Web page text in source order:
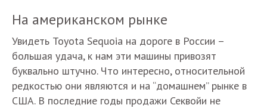
На американском рынке
Увидеть Toyota Sequoia на дороге в России –
большая удача, к нам эти машины привозят
буквально штучно. Что интересно, относительной
редкостью они являются и на “домашнем” рынке в
США. В последние годы продажи Секвойи не